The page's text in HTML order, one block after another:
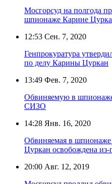
Мосгорсуд на полгода
шпионаже Карине
12:53 Сен. 7, 2020
Генпрокуратура
по делу Карины Цуркан
13:49 Фев. 7, 2020
Обвиняемую в
СИЗО
14:28 Янв. 16, 2020
Обвиняемая в
Цуркан освобождена из-
20:00 Авг. 12, 2019